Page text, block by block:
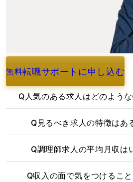
無料転職サポートに申し込む
よくあるご質問
Q人気のある求人はどのよう
Q 見るべき求人の特徴はあ
Q調理師求人の平均月収は
Q収入の面で気をつけるこ